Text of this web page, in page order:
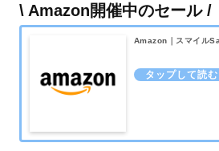
\ Amazon開催中のセール /
Amazon｜スマイル